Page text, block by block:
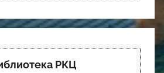
РКЦ